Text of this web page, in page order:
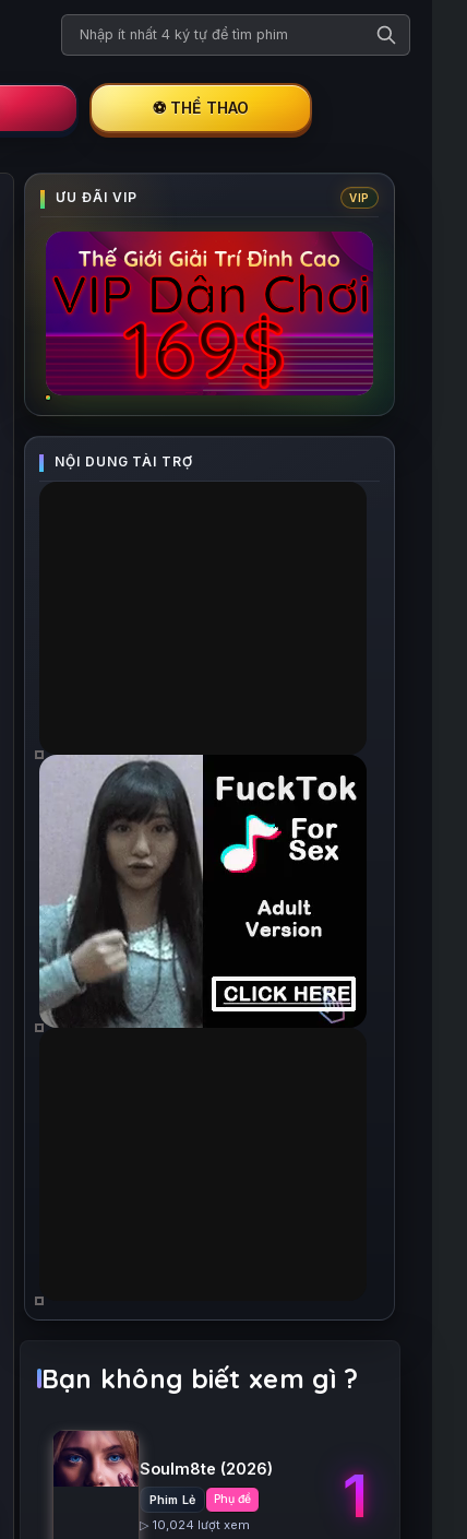
Tìm kiếm phim
⚽ THỂ THAO
Bạn không biết xem gì ?
Soulm8te (2026)
Phim Lẻ Phụ đề
▷ 10,024 lượt xem 1